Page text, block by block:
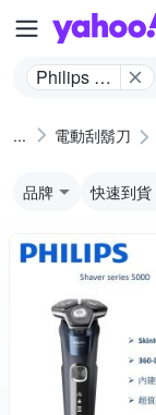
Philips 飛
電動刮鬍刀
品牌 快速到貨